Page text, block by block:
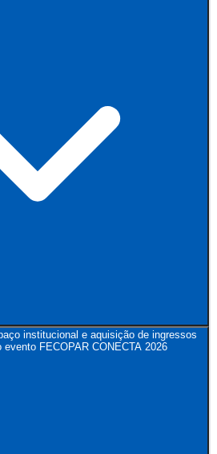
institucional e aquisição de ingressos
evento FECOPAR CONECTA 2026